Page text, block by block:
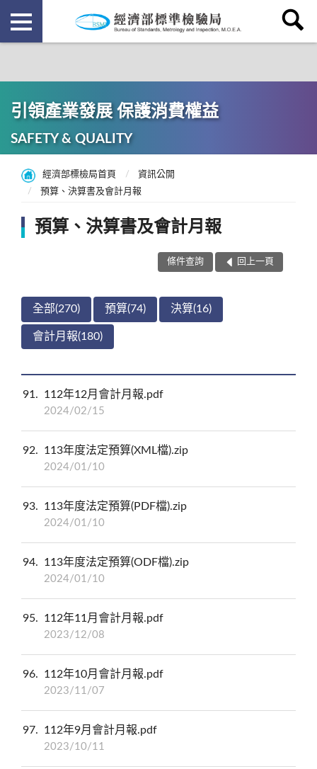
引領產業發展 保護消費權益
SAFETY & QUALITY
經濟部標檢局首頁
資訊公開
預算、決算書及會計月報
預算、決算書及會計月報
條件查詢 回上一頁
全部(270) 預算(74) 決算(16)
會計月報(180)
91 112年12月會計月報.pdf
2024/02/15
92 113年度法定預算(XML檔).zip
2024/01/10
93 113年度法定預算(PDF檔).zip
2024/01/10
94 113年度法定預算(ODF檔).zip
2024/01/10
95 112年11月會計月報.pdf
2023/12/08
96 112年10月會計月報.pdf
2023/11/07
97 112年9月會計月報.pdf
2023/10/11